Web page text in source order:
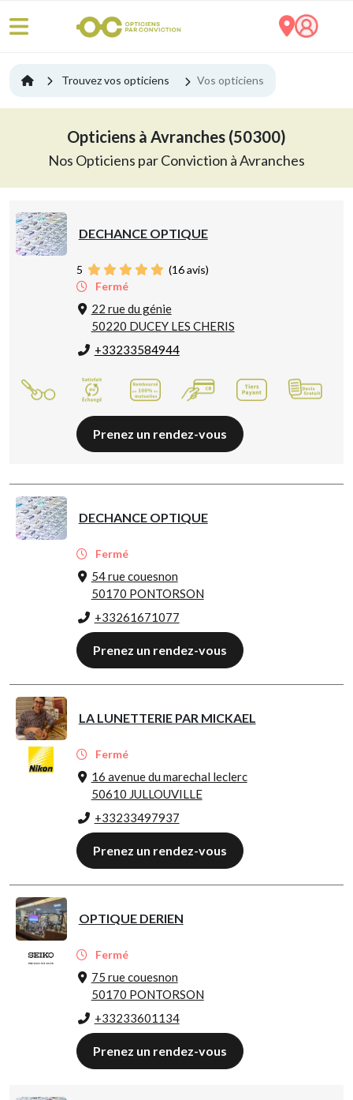
Trouvez vos opticiens Vos opticiens
Opticiens à Avranches (50300)
Nos Opticiens par Conviction à Avranches
DECHANCE OPTIQUE
5 (16avis)
Fermé
22 rue du génie
50220 DUCEY LES CHERIS
+33233584944
Prenez un rendez-vous
DECHANCE OPTIQUE
Fermé
54 rue couesnon
50170 PONTORSON
+33261671077
Prenez un rendez-vous
LA LUNETTERIE PAR MICKAEL
Fermé
16 avenue du marechal leclerc
50610 JULLOUVILLE
+33233497937
Prenez un rendez-vous
OPTIQUE DERIEN
Fermé
75 rue couesnon
50170 PONTORSON
+33233601134
Prenez un rendez-vous